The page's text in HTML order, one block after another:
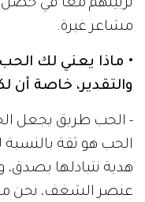
تربيتهم معاً في حضن
مشاعر غيرة.
• ماذا يعني لك
والتقدير، خاصة أن
- الحب طريق يجعل
الحب هو ثقة بالنسبة
هدية نتبادلها
عنصر الشغف، نحن